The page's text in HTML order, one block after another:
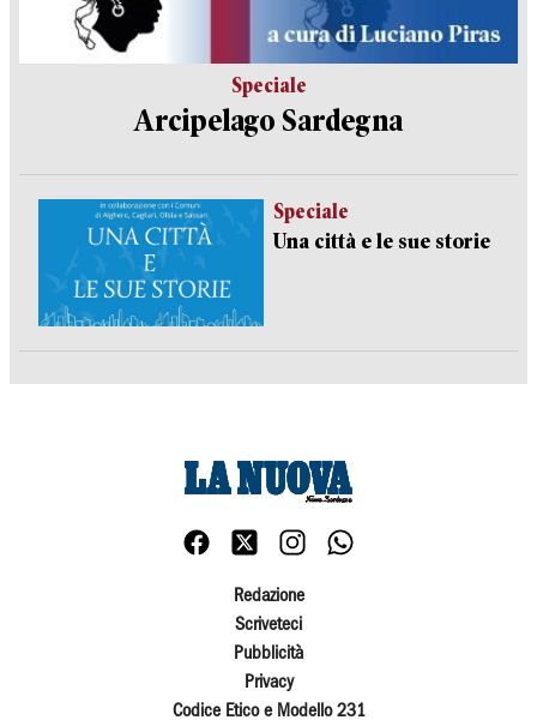
Speciale
Arcipelago Sardegna
Speciale
Una città e le sue storie
Redazione
Scriveteci
Pubblicità
Privacy
Codice Etico e Modello 231